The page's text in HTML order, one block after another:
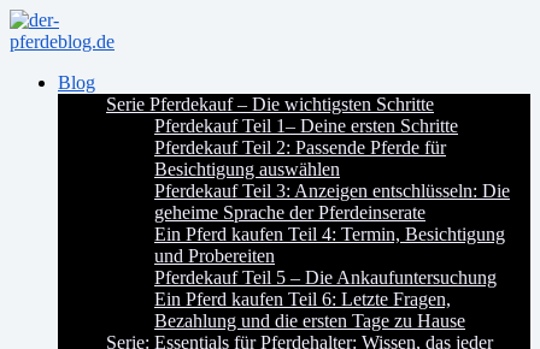
Blog
Serie Pferdekauf – Die wichtigsten Schritte
Pferdekauf Teil 1– Deine ersten Schritte
Pferdekauf Teil 2: Passende Pferde für
Besichtigung auswählen
Pferdekauf Teil 3: Anzeigen entschlüsseln: Die
geheime Sprache der Pferdeinserate
Ein Pferd kaufen Teil 4: Termin, Besichtigung
und Probereiten
Pferdekauf Teil 5 – Die Ankaufuntersuchung
Ein Pferd kaufen Teil 6: Letzte Fragen,
Bezahlung und die ersten Tage zu Hause
Serie: Essentials für Pferdehalter: Wissen, das jeder